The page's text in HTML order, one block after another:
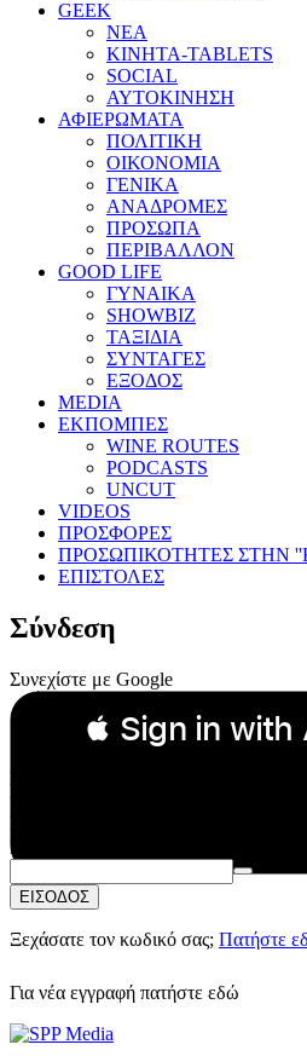
GEEK
ΝΕΑ
ΚΙΝΗΤΑ-TABLETS
SOCIAL
ΑΥΤΟΚΙΝΗΣΗ
ΑΦΙΕΡΩΜΑΤΑ
ΠΟΛΙΤΙΚΗ
ΟΙΚΟΝΟΜΙΑ
ΓΕΝΙΚΑ
ΑΝΑΔΡΟΜΕΣ
ΠΡΟΣΩΠΑ
ΠΕΡΙΒΑΛΛΟΝ
GOOD LIFE
ΓΥΝΑΙΚΑ
SHOWBIZ
ΤΑΞΙΔΙΑ
ΣΥΝΤΑΓΕΣ
ΕΞΟΔΟΣ
MEDIA
ΕΚΠΟΜΠΕΣ
WINE ROUTES
PODCASTS
UNCUT
VIDEOS
ΠΡΟΣΦΟΡΕΣ
ΠΡΟΣΩΠΙΚΟΤΗΤΕΣ ΣΤΗΝ
ΕΠΙΣΤΟΛΕΣ
Σύνδεση
Συνεχίστε με Google
 Sign in with
Συνεχίστε με Apple
ή
Email:
Κωδικός Πρόσβασης:
ΕΙΣΟΔΟΣ
Ξεχάσατε τον κωδικό σας; Πατήστε
Για νέα εγγραφή πατήστε εδώ